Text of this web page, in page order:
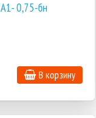
0,75-бн
В корзину